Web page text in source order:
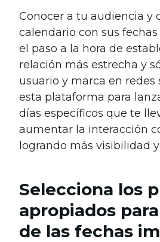
Conocer a tu audiencia y
calendario con sus
el paso a la hora de
relación más estrecha y
usuario y marca en redes
esta plataforma para
días específicos que te
aumentar la interacción
logrando más visibilidad y
Selecciona los
apropiados
de las fechas